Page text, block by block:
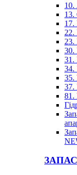
10.
13.
17.
22.
23.
30.
31.
34.
35.
37.
81.